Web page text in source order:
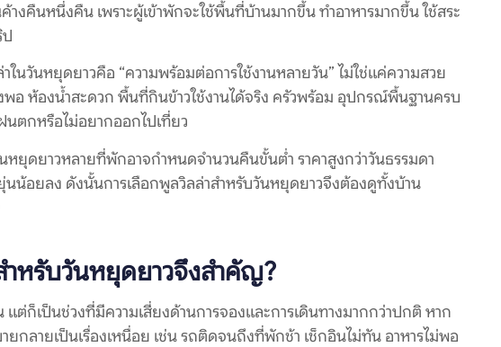
งคืนหนึ่งคืน เพราะผู้เข้าพักจะใช้พื้นที่บ้านมากขึ้น ทำอาหารมากขึ้น ใช้สระ
นวันหยุดยาวคือ “ความพร้อมต่อการใช้งานหลายวัน” ไม่ใช่แค่ความสวย
อ ห้องน้ำสะดวก พื้นที่กินข้าวใช้งานได้จริง ครัวพร้อม อุปกรณ์พื้นฐานครบ
ตกหรือไม่อยากออกไปเที่ยว
หยุดยาวหลายที่พักอาจกำหนดจำนวนคืนขั้นต่ำ ราคาสูงกว่าวันธรรมดา
น้อยลง ดังนั้นการเลือกพูลวิลล่าสำหรับวันหยุดยาวจึงต้องดูทั้งบ้าน
ำหรับวันหยุดยาวจึงสำคัญ?
ก็เป็นช่วงที่มีความเสี่ยงด้านการจองและการเดินทางมากกว่าปกติ หาก
ยกลายเป็นเรื่องเหนื่อย เช่น รถติดจนถึงที่พักช้า เช็กอินไม่ทัน อาหารไม่พอ